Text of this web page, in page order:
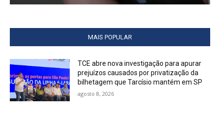
MAIS POPULAR
TCE abre nova investigação para apurar
prejuízos causados por privatização da
bilhetagem que Tarcísio mantém em SP
agosto 8, 2026